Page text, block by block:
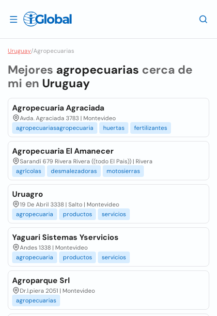
Uruguay/Agropecuarias
Mejores agropecuarias cerca de
mi en Uruguay
Agropecuaria Agraciada
Avda. Agraciada 3783 | Montevideo
agropecuariasagropecuaria
huertas fertilizantes
Agropecuaria El Amanecer
Sarandí 679 Rivera Rivera ((todo El Pais)) | Rivera
agrícolas
desmalezadoras motosierras
Uruagro
19 De Abril 3338 | Salto | Montevideo
agropecuaria
productos servicios
Yaguari Sistemas Yservicios
Andes 1338 | Montevideo
agropecuaria
productos servicios
Agroparque Srl
Dr.l.piera 2051 | Montevideo
agropecuarias